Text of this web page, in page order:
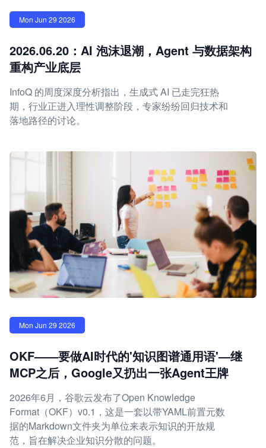
Mon Jun 29 2026
2026.06.20：AI 泡沫退潮，Agent 与数据架构
重构产业底层
InfoQ 的周度深度分析指出，生成式 AI 已走完狂热
期，行业正进入理性调整阶段，专家纷纷回归技术和
落地路径的讨论。
Mon Jun 29 2026
OKF——要做AI时代的'知识图谱通用语'—继
MCP之后，Google又扔出一张Agent王牌
2026年6月，谷歌云发布了Open Knowledge
Format（OKF）v0.1，这是一套以带YAML前置元数
据的Markdown文件夹为单位来表示知识的开放规
范，旨在解决企业知识分散的问题。